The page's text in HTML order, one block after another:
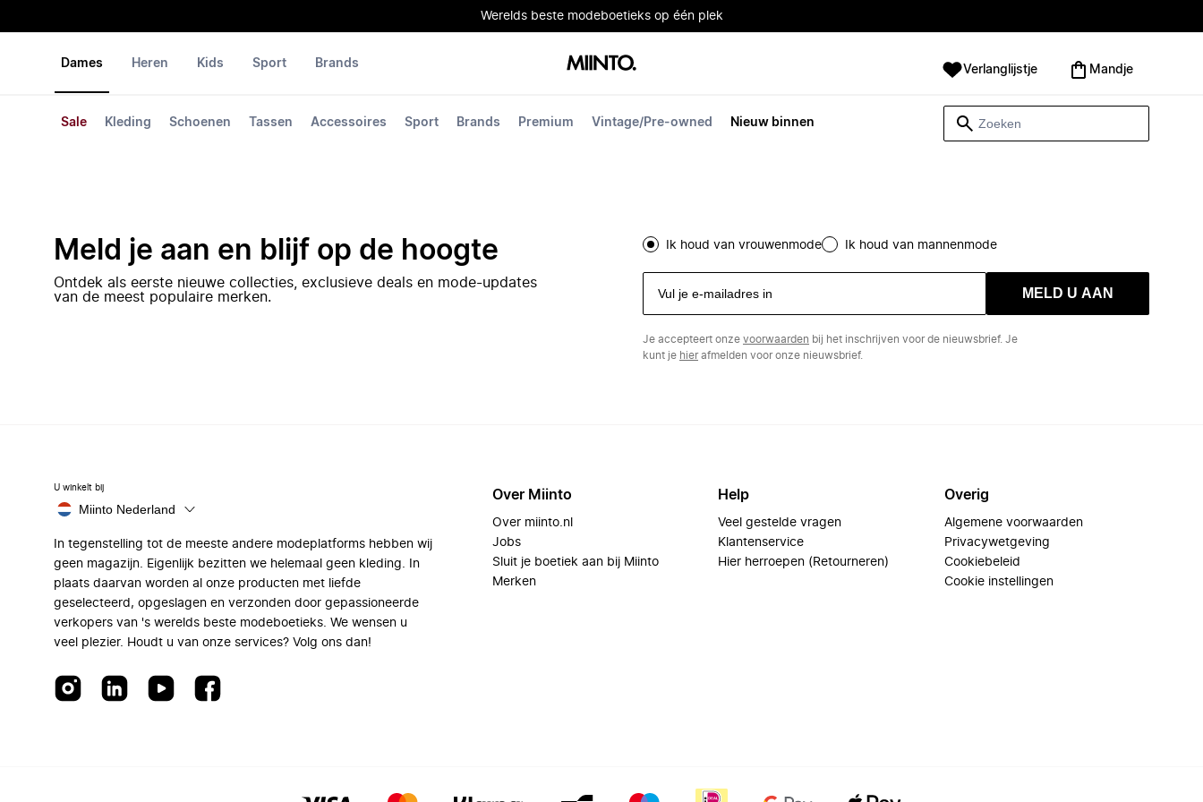
Werelds beste modeboetieks op één plek
Dames
Sale Kleding Schoenen Tassen Accessoires Sport Brands Premium Vintage/Pre-owned Nieuw binnen
Heren Kids Sport Brands Verlanglijstje Mandje
Meld je aan en blijf op de hoogte
Ontdek als eerste nieuwe collecties, exclusieve deals en mode-updates
van de meest populaire merken.
Ik houd van vrouwenmode Ik houd van mannenmode
MELD U AAN
Je accepteert onze voorwaarden bij het inschrijven voor de nieuwsbrief. Je
kunt je hierafmelden voor onze nieuwsbrief.
U winkelt bij
Miinto Nederland
In tegenstelling tot de meeste andere modeplatforms hebben wij
geen magazijn. Eigenlijk bezitten we helemaal geen kleding. In
plaats daarvan worden al onze producten met liefde
geselecteerd, opgeslagen en verzonden door gepassioneerde
verkopers van 's werelds beste modeboetieks. We wensen u
veel plezier. Houdt u van onze services? Volg ons dan!
Over Miinto
Over miinto.nl
Jobs
Sluit je boetiek aan bij Miinto
Merken
Help
Veel gestelde vragen
Klantenservice
Hier herroepen (Retourneren)
Overig
Algemene voorwaarden
Privacywetgeving
Cookiebeleid
Cookie instellingen